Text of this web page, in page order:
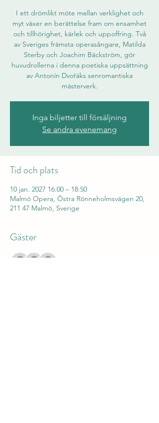
I ett drömlikt möte mellan verklighet och
myt växer en berättelse fram om ensamhet
och tillhörighet, kärlek och uppoffring. Två
av Sveriges främsta operasångare, Matilda
Sterby och Joachim Bäckström, gör
huvudrollerna i denna poetiska uppsättning
av Antonín Dvořáks senromantiska
mästerverk.
Inga biljetter till försäljning
Se andra evenemang
Tid och plats
10 jan. 2027 16:00 – 18:50
Malmö Opera, Östra Rönneholmsvägen 20,
211 47 Malmö, Sverige
Gäster